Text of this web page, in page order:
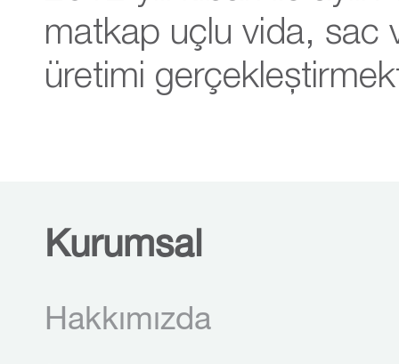
matkap uçlu vida, sac
üretimi
Kurumsal
Hakkımızda